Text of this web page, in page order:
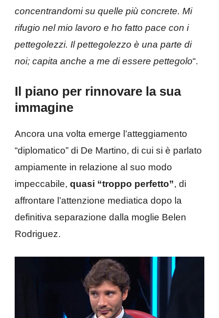
concentrandomi su quelle più concrete. Mi
rifugio nel mio lavoro e ho fatto pace con i
pettegolezzi. Il pettegolezzo è una parte di
noi; capita anche a me di essere pettegolo“.
Il piano per rinnovare la sua
immagine
Ancora una volta emerge l’atteggiamento
“diplomatico” di De Martino, di cui si è parlato
ampiamente in relazione al suo modo
impeccabile, quasi “troppo perfetto”, di
affrontare l’attenzione mediatica dopo la
definitiva separazione dalla moglie Belen
Rodriguez.